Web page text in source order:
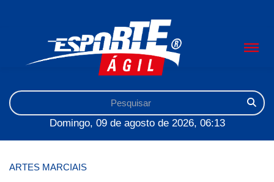
Domingo, 09 de agosto de 2026, 06:13
ARTES MARCIAIS